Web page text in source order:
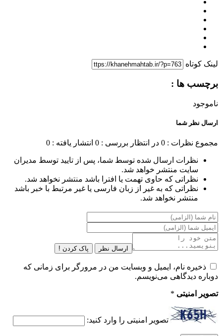
لینک کوتاه
برچسب ها :
ناموجود
ارسال نظر شما
مجموع نظرات : 0 در انتظار بررسی : 0 انتشار یافته : 0
نظرات ارسال شده توسط شما، پس از تایید توسط مدیران
سایت منتشر خواهد شد.
نظراتی که حاوی تهمت یا افترا باشد منتشر نخواهد شد.
نظراتی که به غیر از زبان فارسی یا غیر مرتبط با خبر باشد
منتشر نخواهد شد.
ارسال نظر پاک کردن !
ذخیره نام، ایمیل و وبسایت من در مرورگر برای زمانی که
دوباره دیدگاهی می‌نویسم.
تصویر امنیتی *
تصویر امنیتی را وارد کنید: